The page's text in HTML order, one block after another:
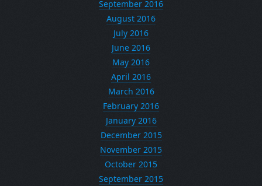
September 2016
August 2016
July 2016
June 2016
May 2016
April 2016
March 2016
February 2016
January 2016
December 2015
November 2015
October 2015
September 2015